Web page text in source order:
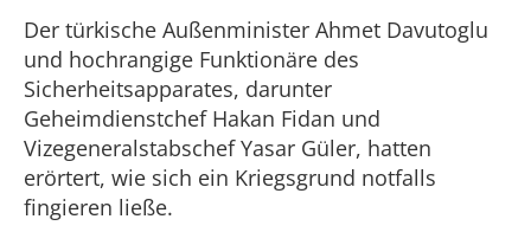
Der türkische Außenminister Ahmet Davutoglu
und hochrangige Funktionäre des
Sicherheitsapparates, darunter
Geheimdienstchef Hakan Fidan und
Vizegeneralstabschef Yasar Güler, hatten
erörtert, wie sich ein Kriegsgrund notfalls
fingieren ließe.